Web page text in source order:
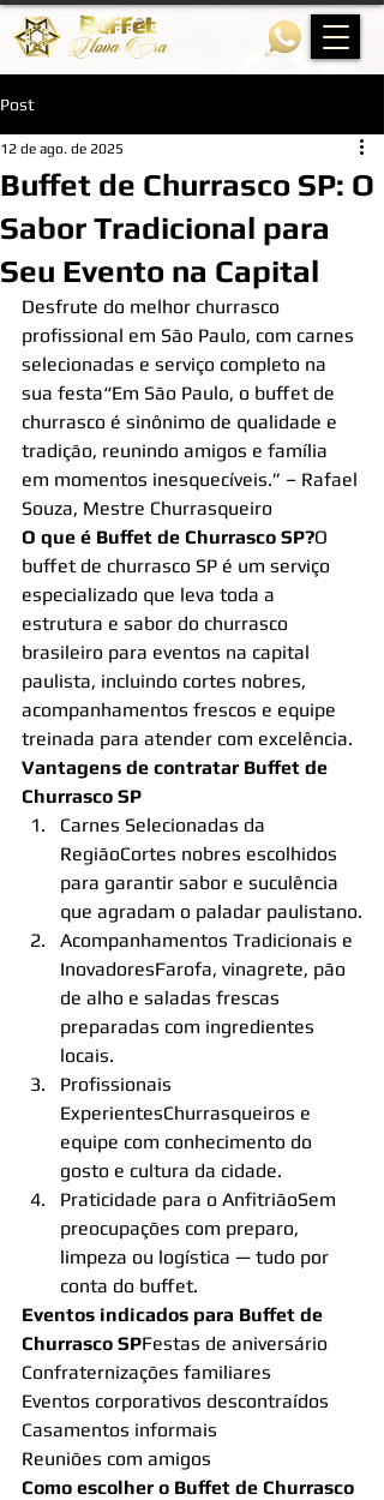
Post
Buffet de Churrasco SP: O
Sabor Tradicional para
Seu Evento na Capital
12 de ago. de 2025
Desfrute do melhor churrasco
profissional em São Paulo, com carnes
selecionadas e serviço completo na
sua festa“Em São Paulo, o buffet de
churrasco é sinônimo de qualidade e
tradição, reunindo amigos e família
em momentos inesquecíveis.” – Rafael
Souza, Mestre Churrasqueiro
O que é Buffet de Churrasco SP?O
buffet de churrasco SP é um serviço
especializado que leva toda a
estrutura e sabor do churrasco
brasileiro para eventos na capital
paulista, incluindo cortes nobres,
acompanhamentos frescos e equipe
treinada para atender com excelência.
Vantagens de contratar Buffet de
Churrasco SP
Carnes Selecionadas da
RegiãoCortes nobres escolhidos
para garantir sabor e suculência
que agradam o paladar paulistano.
Acompanhamentos Tradicionais e
InovadoresFarofa, vinagrete, pão
de alho e saladas frescas
preparadas com ingredientes
locais.
Profissionais
ExperientesChurrasqueiros e
equipe com conhecimento do
gosto e cultura da cidade.
Praticidade para o AnfitriãoSem
preocupações com preparo,
limpeza ou logística — tudo por
conta do buffet.
Eventos indicados para Buffet de
Churrasco SPFestas de aniversário
Confraternizações familiares
Eventos corporativos descontraídos
Casamentos informais
Reuniões com amigos
Como escolher o Buffet de Churrasco